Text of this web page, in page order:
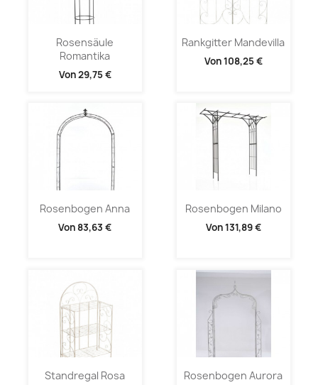
Rosensäule
Romantika
Von29,75 €
Rankgitter Mandevilla
Von108,25 €
Rosenbogen Anna
Von 83,63 €
Rosenbogen Milano
Von131,89 €
Standregal Rosa Rosenbogen Aurora